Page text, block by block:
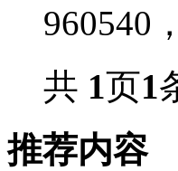
960540
共 1页1
推荐内容